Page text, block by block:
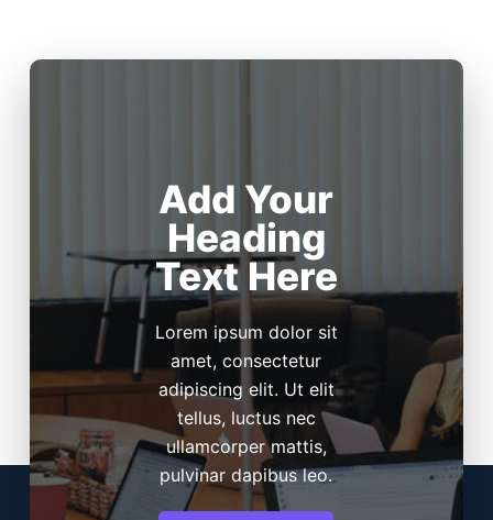
Add Your
Heading
Text Here
Lorem ipsum dolor sit
amet, consectetur
adipiscing elit. Ut elit
tellus, luctus nec
ullamcorper mattis,
pulvinar dapibus leo.